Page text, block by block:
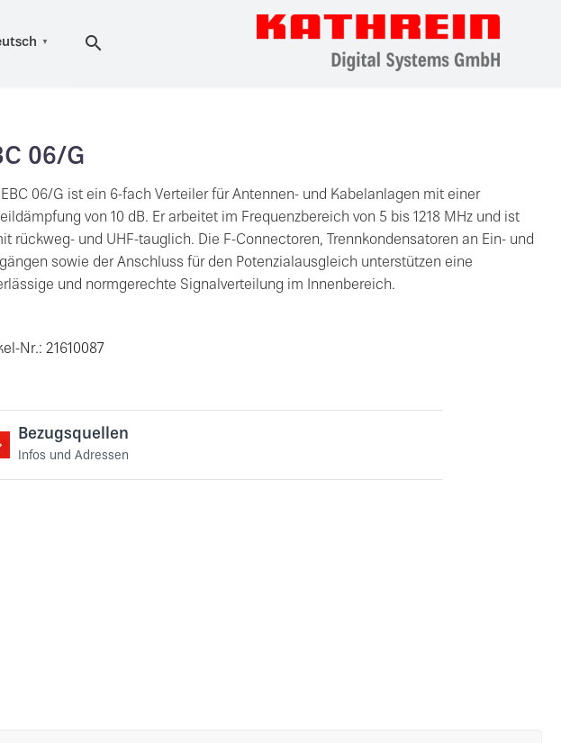
▼
06/G
EBC 06/G ist ein 6-fach Verteiler für Antennen- und Kabelanlagen mit einer
von 10 dB. Er arbeitet im Frequenzbereich von 5 bis 1218 MHz und ist
rückweg- und UHF-tauglich. Die F-Connectoren, Trennkondensatoren an Ein- und
sowie der Anschluss für den Potenzialausgleich unterstützen eine
und normgerechte Signalverteilung im Innenbereich.
Nr.: 21610087
Bezugsquellen
Infos und Adressen